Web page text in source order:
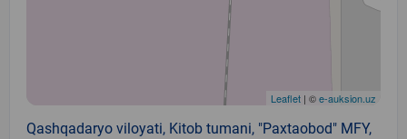
Leaflet | ©e-auksion.uz
Qashqadaryo viloyati, Kitob tumani, "Paxtaobod" MFY,